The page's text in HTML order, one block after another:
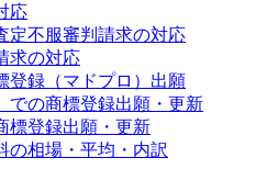
応
定不服審判請求の対応
求の対応
登録（マドプロ）出願
での商標登録出願・更新
標登録出願・更新
の相場・平均・内訳